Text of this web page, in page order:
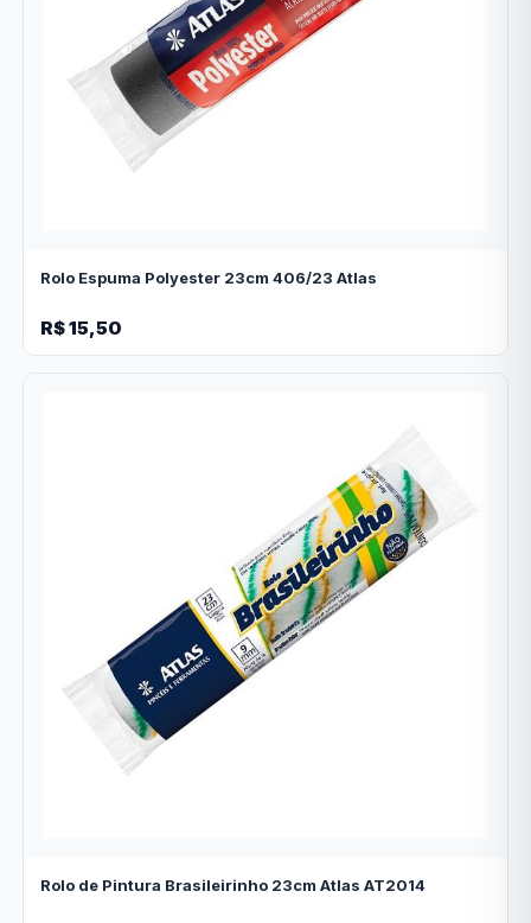
Rolo Espuma Polyester 23cm 406/23 Atlas
R$ 15,50
Rolo de Pintura Brasileirinho 23cm Atlas AT2014